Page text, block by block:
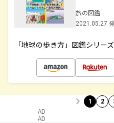
旅の図鑑
2021.05.27
「地球の歩き方」図鑑シリー
1 2
AD
AD